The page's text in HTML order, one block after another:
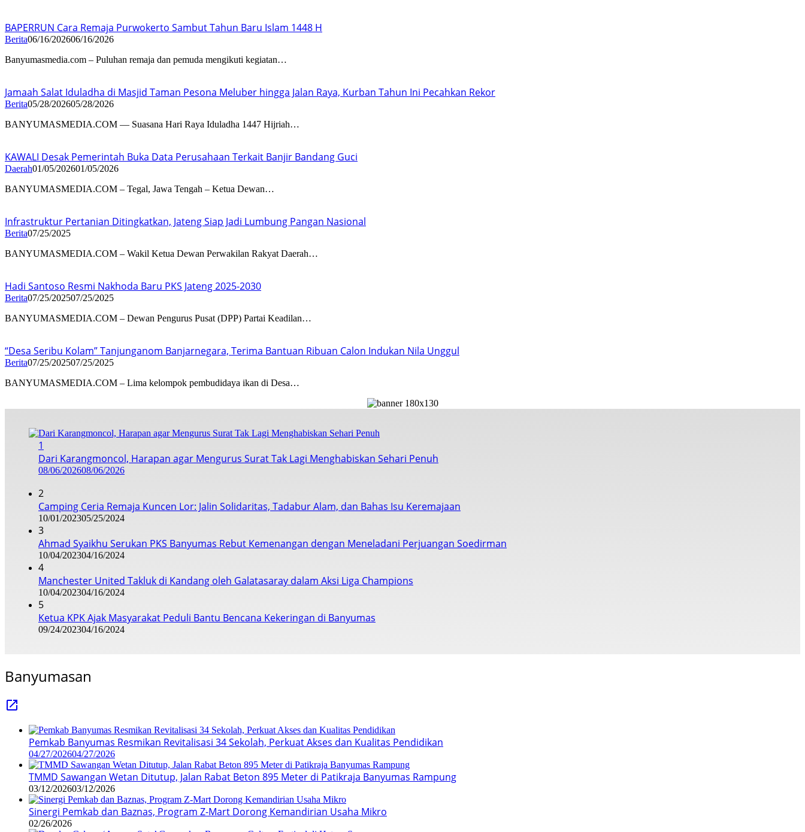
BAPERRUN Cara Remaja Purwokerto Sambut Tahun Baru Islam 1448 H
Berita06/16/202606/16/2026
Banyumasmedia.com – Puluhan remaja dan pemuda mengikuti kegiatan…
Jamaah Salat Iduladha di Masjid Taman Pesona Meluber hingga Jalan Raya, Kurban Tahun Ini Pecahkan Rekor
Berita05/28/202605/28/2026
BANYUMASMEDIA.COM — Suasana Hari Raya Iduladha 1447 Hijriah…
KAWALI Desak Pemerintah Buka Data Perusahaan Terkait Banjir Bandang Guci
Daerah01/05/202601/05/2026
BANYUMASMEDIA.COM – Tegal, Jawa Tengah – Ketua Dewan…
Infrastruktur Pertanian Ditingkatkan, Jateng Siap Jadi Lumbung Pangan Nasional
Berita07/25/2025
BANYUMASMEDIA.COM – Wakil Ketua Dewan Perwakilan Rakyat Daerah…
Hadi Santoso Resmi Nakhoda Baru PKS Jateng 2025-2030
Berita07/25/202507/25/2025
BANYUMASMEDIA.COM – Dewan Pengurus Pusat (DPP) Partai Keadilan…
“Desa Seribu Kolam” Tanjunganom Banjarnegara, Terima Bantuan Ribuan Calon Indukan Nila Unggul
Berita07/25/202507/25/2025
BANYUMASMEDIA.COM – Lima kelompok pembudidaya ikan di Desa…
1
Dari Karangmoncol, Harapan agar Mengurus Surat Tak Lagi Menghabiskan Sehari Penuh
08/06/202608/06/2026
2
Camping Ceria Remaja Kuncen Lor: Jalin Solidaritas, Tadabur Alam, dan Bahas Isu Keremajaan
10/01/202305/25/2024
3
Ahmad Syaikhu Serukan PKS Banyumas Rebut Kemenangan dengan Meneladani Perjuangan Soedirman
10/04/202304/16/2024
4
Manchester United Takluk di Kandang oleh Galatasaray dalam Aksi Liga Champions
10/04/202304/16/2024
5
Ketua KPK Ajak Masyarakat Peduli Bantu Bencana Kekeringan di Banyumas
09/24/202304/16/2024
Banyumasan
Pemkab Banyumas Resmikan Revitalisasi 34 Sekolah, Perkuat Akses dan Kualitas Pendidikan
04/27/202604/27/2026
TMMD Sawangan Wetan Ditutup, Jalan Rabat Beton 895 Meter di Patikraja Banyumas Rampung
03/12/202603/12/2026
Sinergi Pemkab dan Baznas, Program Z-Mart Dorong Kemandirian Usaha Mikro
02/26/2026